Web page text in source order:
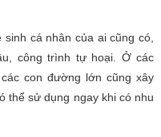
cá nhân của ai cũng có,
công trình tự hoại. Ở các
con đường lớn cũng xây
thể sử dụng ngay khi có nhu